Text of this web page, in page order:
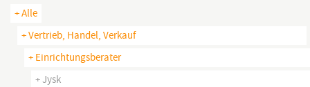
+ Alle
+ Vertrieb, Handel, Verkauf
+ Einrichtungsberater
+ Jysk